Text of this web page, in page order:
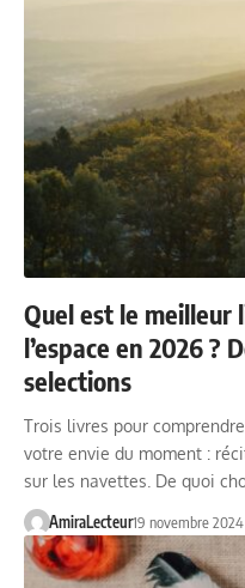
Quel est le meilleur
l’espace en 2026 ?
selections
Trois livres pour
votre envie du moment :
sur les navettes. De quoi
AmiraLecteur19 novembre 2024